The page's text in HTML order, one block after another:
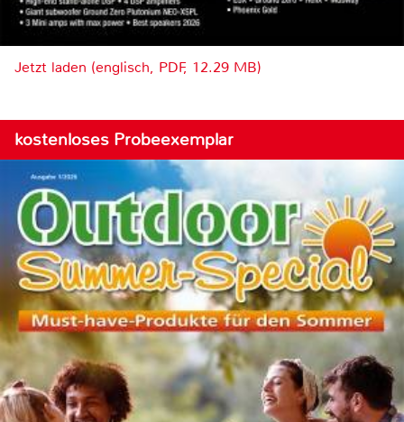
Jetzt laden (englisch, PDF, 12.29 MB)
kostenloses Probeexemplar